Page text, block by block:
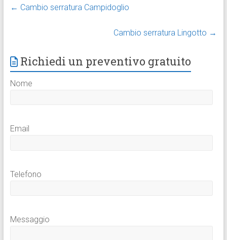
← Cambio serratura Campidoglio
Cambio serratura Lingotto →
Richiedi un preventivo gratuito
Nome
Email
Telefono
Messaggio